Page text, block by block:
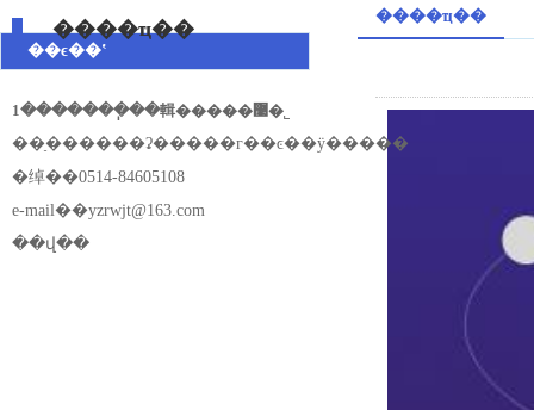
����ҵ��
��ϵ��ʽ
1�������ֽ��輯�����޹�˾
��ַ������ʡ�����г��ͼ��ÿ�����
�绰��0514-84605108
e-mail��yzrwjt@163.com
��վ��
����ҵ��